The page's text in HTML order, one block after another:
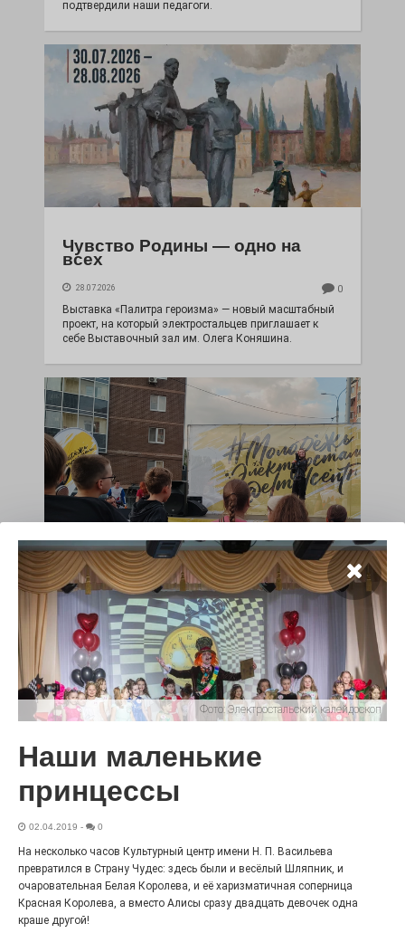
подтвердили наши педагоги.
Чувство Родины — одно на
всех
28.07.2026 0
Выставка «Палитра героизма» — новый масштабный
проект, на который электростальцев приглашает к
себе Выставочный зал им. Олега Коняшина.
«Районы-кварталы»
путешествуют по городу
27.07.2026
Радость в квадрате! На этой неделе электростальцев
дважды порадует проект «Районы-кварталы».
100 футов под килем!
26.07.2026
Фото: Электростальский калейдоскоп
Наши маленькие
принцессы
02.04.2019 - 0
На несколько часов Культурный центр имени Н. П. Васильева
превратился в Страну Чудес: здесь были и весёлый Шляпник, и
очаровательная Белая Королева, и её харизматичная соперница
Красная Королева, а вместо Алисы сразу двадцать девочек одна
краше другой!